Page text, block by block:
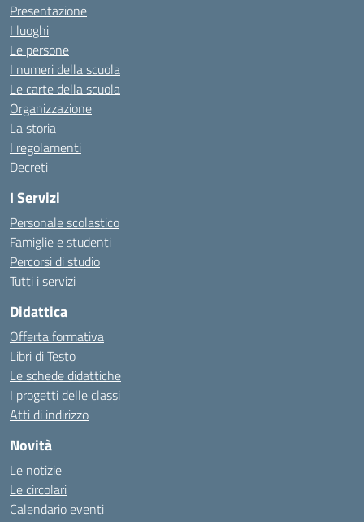
Presentazione
I luoghi
Le persone
I numeri della scuola
Le carte della scuola
Organizzazione
La storia
I regolamenti
Decreti
I Servizi
Personale scolastico
Famiglie e studenti
Percorsi di studio
Tutti i servizi
Didattica
Offerta formativa
Libri di Testo
Le schede didattiche
I progetti delle classi
Atti di indirizzo
Novità
Le notizie
Le circolari
Calendario eventi